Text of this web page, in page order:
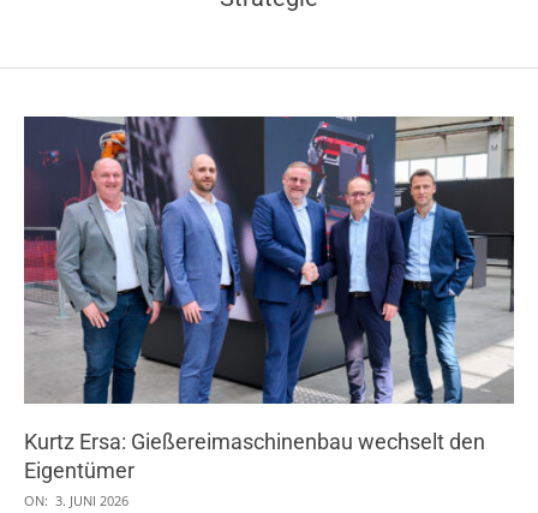
Kurtz Ersa: Gießereimaschinenbau wechselt den
Eigentümer
2026-
ON: 3. JUNI 2026